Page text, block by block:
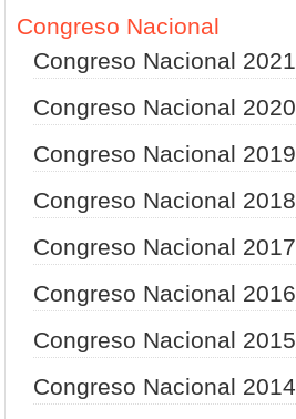
Congreso Nacional
Congreso Nacional 2021
Congreso Nacional 2020
Congreso Nacional 2019
Congreso Nacional 2018
Congreso Nacional 2017
Congreso Nacional 2016
Congreso Nacional 2015
Congreso Nacional 2014